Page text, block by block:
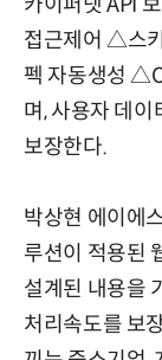
접근제어 △스
펙 자동생성
며, 사용자 데이
보장한다.
박상현 에이에
루션이 적용된
설계된 내용을
처리속도를 보